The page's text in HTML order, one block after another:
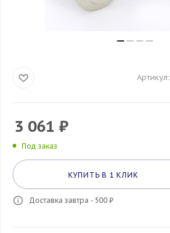
Артикул:
3 061 ₽
Под заказ
КУПИТЬ В 1 КЛИК
Доставка завтра - 500 ₽